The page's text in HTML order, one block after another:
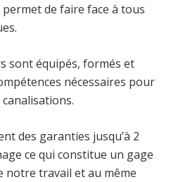
de faire face à tous
sont équipés, formés et
nécessaires pour
des garanties jusqu’à 2
ce qui constitue un gage
notre travail et au même